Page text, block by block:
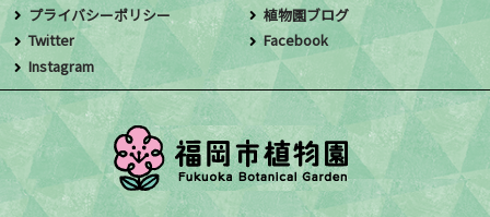
プライバシーポリシー
植物園ブログ
Twitter
Facebook
Instagram